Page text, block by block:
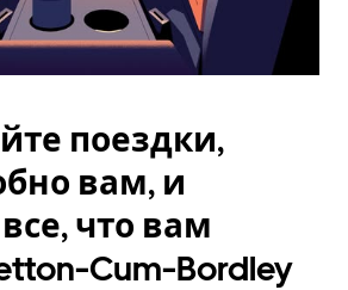
поездки,
вам, и
что вам
Cum-Bordley